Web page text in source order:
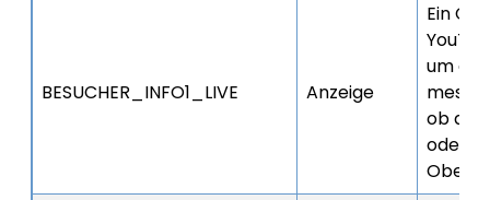
BESUCHER_INFO1_LIVE Anzeige
Ein
um die
ob der
oder